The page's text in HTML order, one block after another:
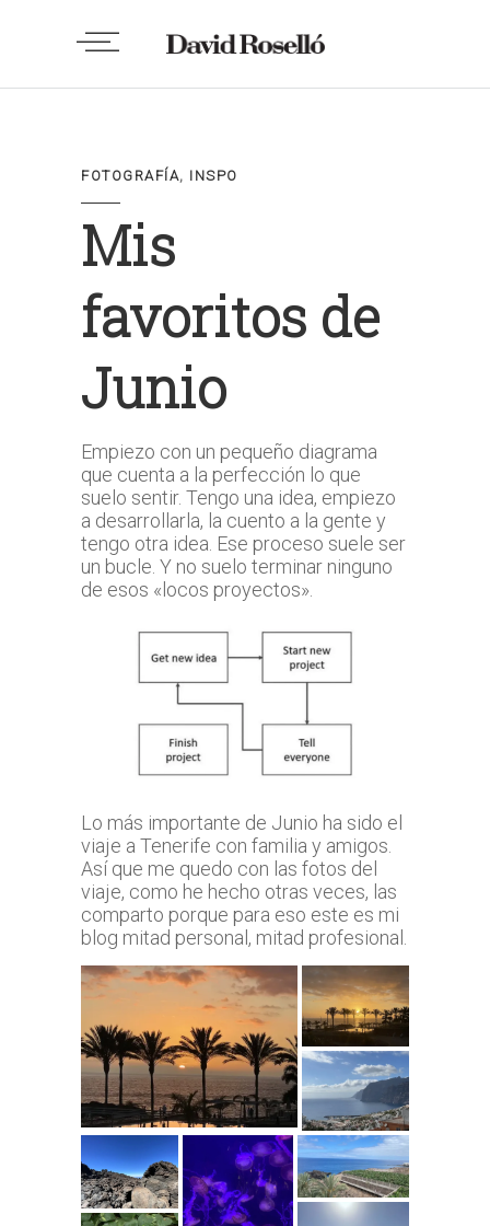
FOTOGRAFÍA, INSPO
Mis
favoritos de
Junio
Empiezo con un pequeño diagrama
que cuenta a la perfección lo que
suelo sentir. Tengo una idea, empiezo
a desarrollarla, la cuento a la gente y
tengo otra idea. Ese proceso suele ser
un bucle. Y no suelo terminar ninguno
de esos «locos proyectos».
Lo más importante de Junio ha sido el
viaje a Tenerife con familia y amigos.
Así que me quedo con las fotos del
viaje, como he hecho otras veces, las
comparto porque para eso este es mi
blog mitad personal, mitad profesional.